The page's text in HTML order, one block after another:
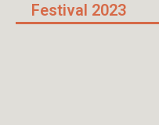
Festival 2023